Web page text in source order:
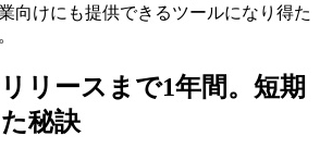
向けにも提供できるツールになり得た
リースまで1年間。短期
秘訣